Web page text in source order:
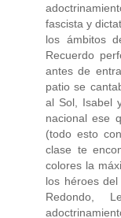
fascista y
los ámbitos
Recuerdo
antes de
patio se
al Sol, Isabel
nacional ese
(todo esto
clase te
colores la
los héroes
Redondo,